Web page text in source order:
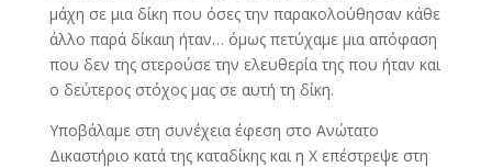
μάχη σε μια δίκη που όσες την παρακολούθησαν κάθε
άλλο παρά δίκαιη ήταν… όμως πετύχαμε μια απόφαση
που δεν της στερούσε την ελευθερία της που ήταν και
ο δεύτερος στόχος μας σε αυτή τη δίκη.
Υποβάλαμε στη συνέχεια έφεση στο Ανώτατο
Δικαστήριο κατά της καταδίκης και η Χ επέστρεψε στη